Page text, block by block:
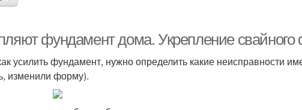
фундамент дома. Укрепление
усилить фундамент, нужно определить какие неисправности
изменили форму).